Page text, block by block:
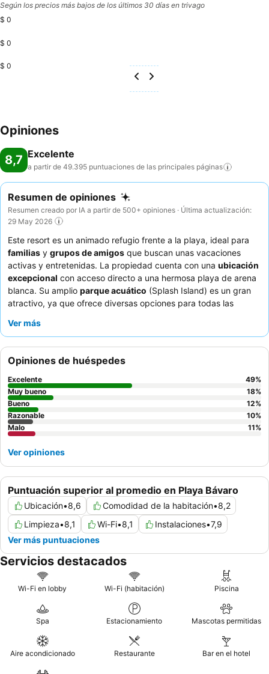
Según los precios más bajos de los últimos 30 días en trivago
$ 0
$ 0
$ 0
Opiniones
8,7 Excelente
a partir de 49.395 puntuaciones de las principales páginas
Resumen de opiniones
Resumen creado por IA a partir de 500+ opiniones · Última actualización:
29 May 2026
Este resort es un animado refugio frente a la playa, ideal para
familias y grupos de amigos que buscan unas vacaciones
activas y entretenidas. La propiedad cuenta con una ubicación
excepcional con acceso directo a una hermosa playa de arena
blanca. Su amplio parque acuático (Splash Island) es un gran
atractivo, ya que ofrece diversas opciones para todas las
la disposición del personal, especialmente en la sección
del bufé principal y la fruta fresca. Para una experiencia más
exclusiva, considere mejorar a la
obtener un servicio de buggy personalizado y acceso a áreas
de playa exclusivas.
Ver más
Puntuación superior al promedio en Playa Bávaro
Ubicación•8,6 Comodidad de la habitación•8,2
Limpieza•8,1 Wi-Fi•8,1 Instalaciones•7,9
Ver más puntuaciones
Opiniones de huéspedes
Excelente 49%
Muy bueno
18%
Bueno
12%
Razonable
10%
Malo
11%
Ver opiniones
Servicios destacados
Wi-Fi en lobby Wi-Fi (habitación) Piscina
Spa Estacionamiento Mascotas permitidas
Aire acondicionado Restaurante Bar en el hotel